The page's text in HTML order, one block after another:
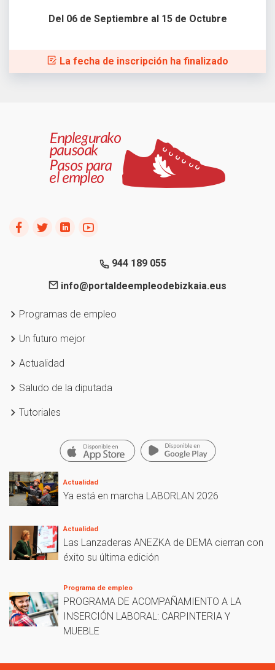
Del 06 de Septiembre al 15 de Octubre
La fecha de inscripción ha finalizado
944 189 055
info@portaldeempleodebizkaia.eus
Programas de empleo
Un futuro mejor
Actualidad
Saludo de la diputada
Tutoriales
Actualidad
Ya está en marcha LABORLAN 2026
Actualidad
Las Lanzaderas ANEZKA de DEMA cierran con
éxito su última edición
Programa de empleo
PROGRAMA DE ACOMPAÑAMIENTO A LA
INSERCIÓN LABORAL: CARPINTERIA Y
MUEBLE